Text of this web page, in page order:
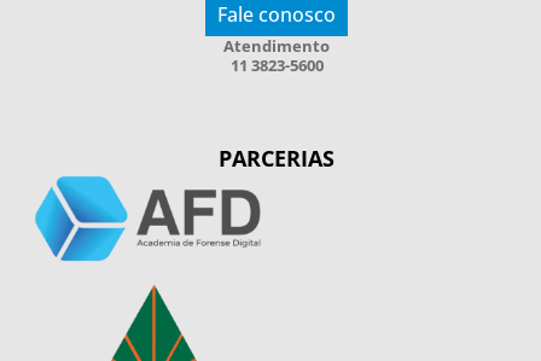
Fale conosco
Atendimento
11 3823-5600
PARCERIAS